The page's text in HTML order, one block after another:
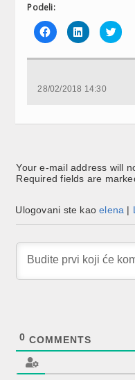
Podeli:
Click
to
share
Facebook
new
Click
to
share
LinkedIn
new
Click
to
28/02/2018 14:30
Your e-mail address will
Required fields are
Ulogovani ste kaoelena |
0 COMMENTS